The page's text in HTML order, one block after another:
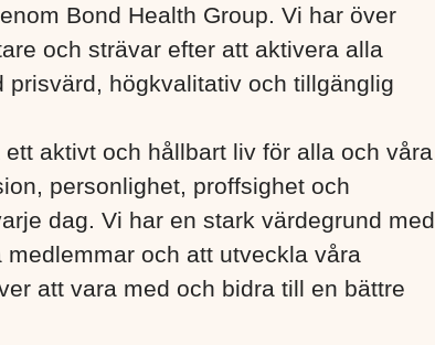
Bond Health Group. Vi har över
och strävar efter att aktivera alla
prisvärd, högkvalitativ och tillgänglig
aktivt och hållbart liv för alla och våra
personlighet, proffsighet och
dag. Vi har en stark värdegrund med
och att utveckla våra
att vara med och bidra till en bättre